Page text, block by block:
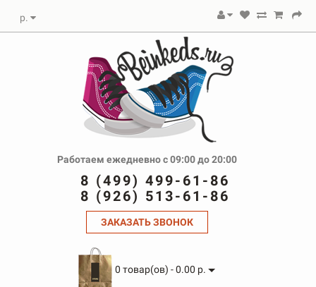
р.
Работаем ежедневно с 09:00 до 20:00
8 (499) 499-61-86
8 (926) 513-61-86
ЗАКАЗАТЬ ЗВОНОК
0 товар(ов) - 0.00 р.